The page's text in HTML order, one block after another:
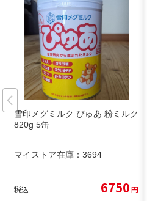
雪印メグミルク ぴゅあ 粉ミルク
820g 5缶
マイストア在庫： 3694
税込 6750円